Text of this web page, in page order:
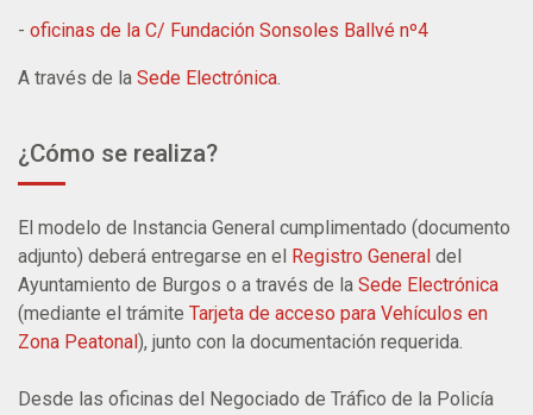
- oficinas de la C/ Fundación Sonsoles Ballvé nº4
A través de la Sede Electrónica.
¿Cómo se realiza?
El modelo de Instancia General cumplimentado (documento
adjunto) deberá entregarse en el Registro General del
Ayuntamiento de Burgos o a través de la Sede Electrónica
(mediante el trámite Tarjeta de acceso para Vehículos en
Zona Peatonal), junto con la documentación requerida.
Desde las oficinas del Negociado de Tráfico de la Policía